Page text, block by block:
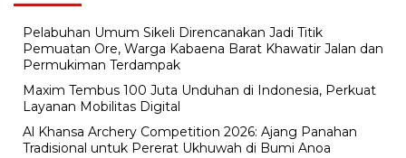
Pelabuhan Umum Sikeli Direncanakan Jadi Titik
Pemuatan Ore, Warga Kabaena Barat Khawatir Jalan dan
Permukiman Terdampak
Maxim Tembus 100 Juta Unduhan di Indonesia, Perkuat
Layanan Mobilitas Digital
Al Khansa Archery Competition 2026: Ajang Panahan
Tradisional untuk Pererat Ukhuwah di Bumi Anoa